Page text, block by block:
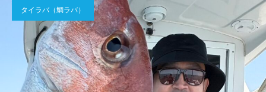
タイラバ（鯛ラバ）